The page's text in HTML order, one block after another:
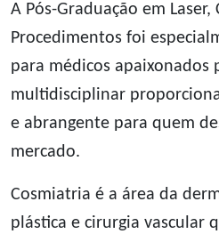
A Pós-Graduação em
Procedimentos foi
para médicos apaixonados
multidisciplinar
e abrangente para quem
mercado.
Cosmiatria é a área da
plástica e cirurgia vascular